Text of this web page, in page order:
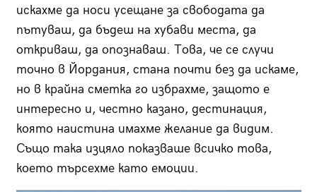
искахме да носи усещане за свободата да
пътуваш, да бъдеш на хубави места, да
откриваш, да опознаваш. Това, че се случи
точно в Йордания, стана почти без да искаме,
но в крайна сметка го избрахме, защото е
интересно и, честно казано, дестинация,
която наистина имахме желание да видим.
Също така изцяло показваше всичко това,
което търсехме като емоции.